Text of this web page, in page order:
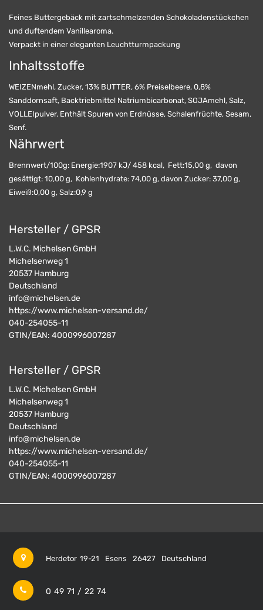
Feines Buttergebäck mit zartschmelzenden Schokoladenstückchen
und duftendem Vanillearoma.
Verpackt in einer eleganten Leuchtturmpackung
Inhaltsstoffe
WEIZENmehl, Zucker, 13% BUTTER, 6% Preiselbeere, 0,8%
Sanddornsaft, Backtriebmittel Natriumbicarbonat, SOJAmehl, Salz,
VOLLEIpulver. Enthält Spuren von Erdnüsse, Schalenfrüchte, Sesam,
Senf.
Nährwert
Brennwert/100g: Energie:1907 kJ/ 458 kcal, Fett:15,00 g, davon
gesättigt: 10,00 g, Kohlenhydrate: 74,00 g, davon Zucker: 37,00 g,
Eiweiß:0,00 g, Salz:0,9 g
Hersteller / GPSR
L.W.C. Michelsen GmbH
Michelsenweg 1
20537 Hamburg
Deutschland
info@michelsen.de
https://www.michelsen-versand.de/
040-254055-11
GTIN/EAN: 4000996007287
Hersteller / GPSR
L.W.C. Michelsen GmbH
Michelsenweg 1
20537 Hamburg
Deutschland
info@michelsen.de
https://www.michelsen-versand.de/
040-254055-11
GTIN/EAN: 4000996007287
Herdetor 19-21 Esens 26427 Deutschland
0 49 71 / 22 74